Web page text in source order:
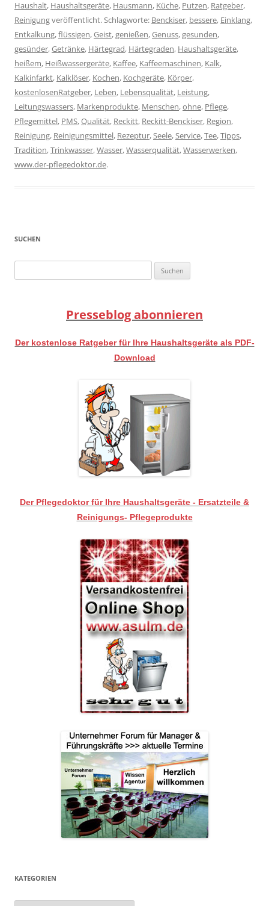
Haushalt, Haushaltsgeräte, Hausmann, Küche, Putzen, Ratgeber,
Reinigungveröffentlicht. Schlagworte: Benckiser, bessere, Einklang,
Entkalkung,flüssigen,Geist,genießen,Genuss,gesunden,
gesünder,Getränke, Härtegrad, Härtegraden, Haushaltsgeräte,
heißem, Heißwassergeräte, Kaffee, Kaffeemaschinen, Kalk,
Kalkinfarkt, Kalklöser, Kochen, Kochgeräte, Körper,
kostenlosenRatgeber, Leben, Lebensqualität, Leistung,
Leitungswassers, Markenprodukte, Menschen,ohne, Pflege,
Pflegemittel, PMS,Qualität, Reckitt, Reckitt-Benckiser, Region,
Reinigung, Reinigungsmittel, Rezeptur,Seele,Service,Tee,Tipps,
Tradition,Trinkwasser,Wasser,Wasserqualität,Wasserwerken,
www.der-pflegedoktor.de.
SUCHEN
nach:
Presseblog abonnieren
Der kostenlose Ratgeber für Ihre Haushaltsgeräte als PDF-
Download
Der Pflegedoktor für Ihre Haushaltsgeräte - Ersatzteile &
Reinigungs- Pflegeprodukte
KATEGORIEN
Kategorien